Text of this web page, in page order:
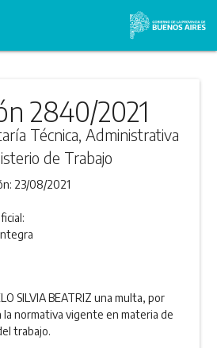
2840/2021
Técnica, Administrativa
de Trabajo
23/08/2021
SILVIA BEATRIZ una multa, por
la normativa vigente en materia de
trabajo.